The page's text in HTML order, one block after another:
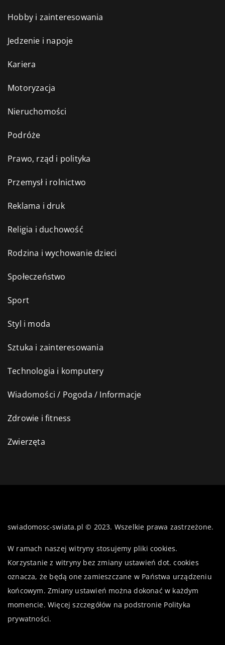
Hobby i zainteresowania
Jedzenie i napoje
Kariera
Motoryzacja
Nieruchomości
Podróże
Prawo, rząd i polityka
Przemysł i rolnictwo
Reklama i druk
Religia i duchowość
Rodzina i wychowanie dzieci
Społeczeństwo
Sport
Styl i moda
Sztuka i zainteresowania
Technologia i komputery
Wiadomości / Pogoda / Informacje
Zdrowie i fitness
Zwierzęta
swiadomosc-swiata.pl © 2023. Wszelkie prawa zastrzeżone.
W ramach naszej witryny stosujemy pliki cookies.
Korzystanie z witryny bez zmiany ustawień dot. cookies
oznacza, że będą one zamieszczane w Państwa urządzeniu
końcowym. Zmiany ustawień można dokonać w każdym
momencie. Więcej szczegółów na podstronie Polityka
prywatności.